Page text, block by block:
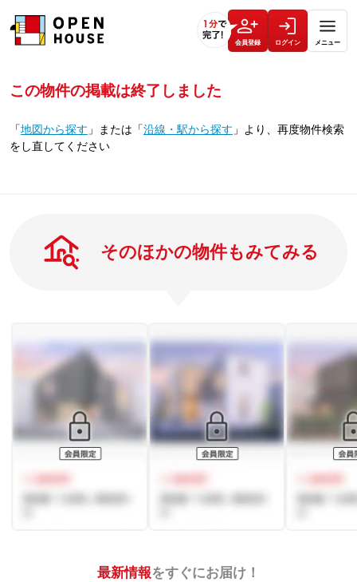
会員登録 ログイン メニュー
この物件の掲載は終了しました
「地図から探す 」 または 「沿線・駅から探す 」 より、再度物件検索
をし直してください
そのほかの物件もみてみる
最新情報をすぐにお届け！